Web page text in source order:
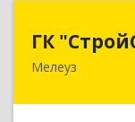
ГК
Мелеуз
453852,